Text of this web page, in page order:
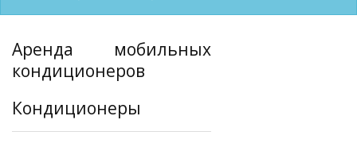
Аренда мобильных
кондиционеров
Кондиционеры